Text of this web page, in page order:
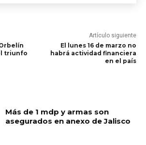
triunfo
Artículo siguiente
El lunes 16 de marzo no
habrá actividad financiera
en el país
Más de 1 mdp y armas son
asegurados en anexo de Jalisco